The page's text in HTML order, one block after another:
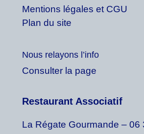
Mentions légales et CGU
Plan du site
Nous relayons l’info
Consulter la page
Restaurant Associatif
La Régate Gourmande – 06